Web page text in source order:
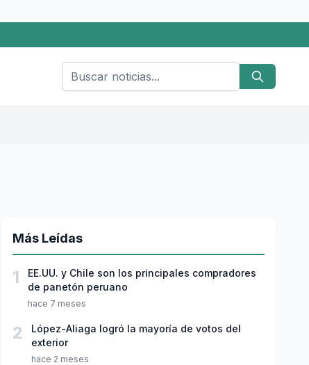
Más Leídas
1
EE.UU. y Chile son los principales compradores
de panetón peruano
hace 7 meses
2
López-Aliaga logró la mayoría de votos del
exterior
hace 2 meses